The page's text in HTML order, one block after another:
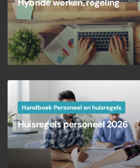
Hybride werken, regeling
Handboek Personeel en huisregels
Huisregels personeel 2026